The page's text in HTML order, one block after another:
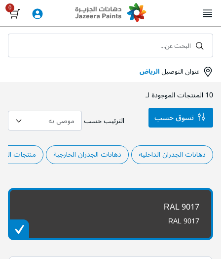
to
Content
عنوان التوصيلالرياض
البحث عن...
10 المنتجات الموجودة لـ
الترتيب حسب
دهانات الجدران الداخلية دهانات الجدران الخارجية منتجات
RAL 9017
RAL 9017
تسوق حسب